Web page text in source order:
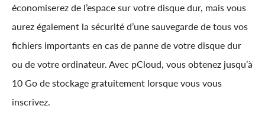
économiserez de l’espace sur votre disque dur, mais vous
aurez également la sécurité d’une sauvegarde de tous vos
fichiers importants en cas de panne de votre disque dur
ou de votre ordinateur. Avec pCloud, vous obtenez jusqu’à
10 Go de stockage gratuitement lorsque vous vous
inscrivez.